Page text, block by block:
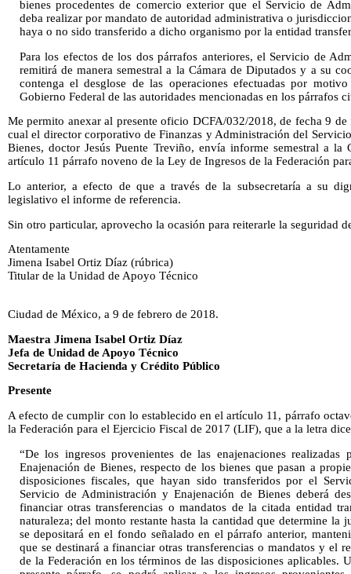
bienes procedentes de comercio exterior que el Servicio de
deba realizar por mandato de autoridad administrativa o
haya o no sido transferido a dicho organismo por la entidad
Para los efectos de los dos párrafos anteriores, el Servicio de
remitirá de manera semestral a la Cámara de Diputados y a su
contenga el desglose de las operaciones efectuadas por
Gobierno Federal de las autoridades mencionadas en los párrafos
Me permito anexar al presente oficio DCFA/032/2018, de fecha 9
cual el director corporativo de Finanzas y Administración del
Bienes, doctor Jesús Puente Treviño, envía informe semestral a la
artículo 11 párrafo noveno de la Ley de Ingresos de la Federación
Lo anterior, a efecto de que a través de la subsecretaría a su
legislativo el informe de referencia.
Sin otro particular, aprovecho la ocasión para reiterarle la seguridad
Atentamente
Jimena Isabel Ortiz Díaz (rúbrica)
Titular de la Unidad de Apoyo Técnico
Ciudad de México, a 9 de febrero de 2018.
Maestra Jimena Isabel Ortiz Díaz
Jefa de Unidad de Apoyo Técnico
Secretaría de Hacienda y Crédito Público
Presente
A efecto de cumplir con lo establecido en el artículo 11, párrafo
la Federación para el Ejercicio Fiscal de 2017 (LIF), que a la letra
“De los ingresos provenientes de las enajenaciones
Enajenación de Bienes, respecto de los bienes que pasan a
disposiciones fiscales, que hayan sido transferidos por el
Servicio de Administración y Enajenación de Bienes deberá
financiar otras transferencias o mandatos de la citada entidad
naturaleza; del monto restante hasta la cantidad que determine la
se depositará en el fondo señalado en el párrafo anterior,
que se destinará a financiar otras transferencias o mandatos y el
de la Federación en los términos de las disposiciones aplicables.